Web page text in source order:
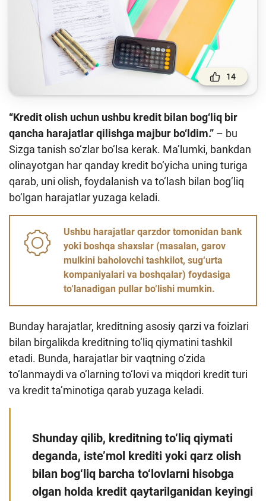
Moliya bozori
Pul-kredit siyosati va uning elementlari
Moliyaviy xavfsizlik
Bank xizmatlari iste'molchilari huquqlari
oʻquv dastur
Mehnat migrantlari uchun
O‘quv qo‘llanmalar
Loyihalar
Interaktiv xizmatlar
Fotogalereya
Loyiha haqida
Kengaytirilgan qidiruv
Sayt xaritasi
14
“Kredit olish uchun ushbu kredit bilan bog‘liq bir
qancha harajatlar qilishga majbur bo‘ldim.” – bu
Sizga tanish so‘zlar bo‘lsa kerak. Ma’lumki, bankdan
olinayotgan har qanday kredit bo‘yicha uning turiga
qarab, uni olish, foydalanish va to‘lash bilan bog‘liq
bo‘lgan harajatlar yuzaga keladi.
Ushbu harajatlar qarzdor tomonidan bank
yoki boshqa shaxslar (masalan, garov
mulkini baholovchi tashkilot, sug‘urta
kompaniyalari va boshqalar) foydasiga
to‘lanadigan pullar bo‘lishi mumkin.
Bunday harajatlar, kreditning asosiy qarzi va foizlari
bilan birgalikda kreditning to‘liq qiymatini tashkil
etadi. Bunda, harajatlar bir vaqtning o‘zida
to‘lanmaydi va o‘larning to‘lovi va miqdori kredit turi
va kredit ta’minotiga qarab yuzaga keladi.
Shunday qilib, kreditning to‘liq qiymati
deganda, iste’mol krediti yoki qarz olish
bilan bog‘liq barcha to‘lovlarni hisobga
olgan holda kredit qaytarilganidan keyingi